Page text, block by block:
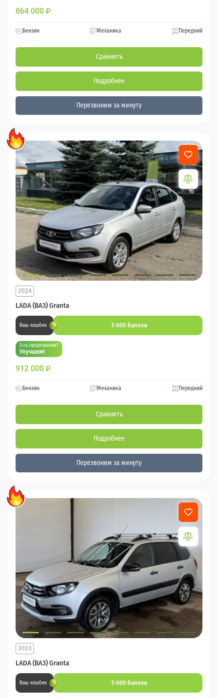
864 000 ₽
Бензин Механика Передний
Сравнить
Подробнее
Перезвоним за минуту
LADA (ВАЗ) Granta
2024
Ваш кешбек 5 000 баллов
Есть предложение?
Улучшим!
912 000 ₽
Бензин Механика Передний
Сравнить
Подробнее
Перезвоним за минуту
LADA (ВАЗ) Granta
2023
Ваш кешбек 5 000 баллов